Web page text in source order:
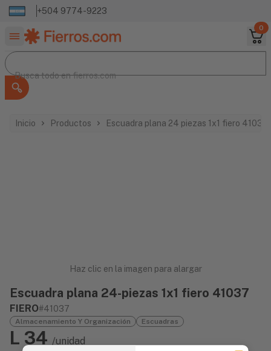
+504 9774-9223
0
Buscar productos
Busca todo en
Busca todo enfierros.com
Inicio Productos Escuadra plana 24 piezas 1x1 fiero 41037
Haz clic en la imagen para alargar
Escuadra plana 24-piezas 1x1 fiero 41037
FIERO#41037
Almacenamiento Y Organización Escuadras
L 34 /unidad